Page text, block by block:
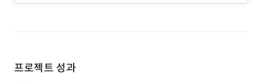
프로젝트 성과